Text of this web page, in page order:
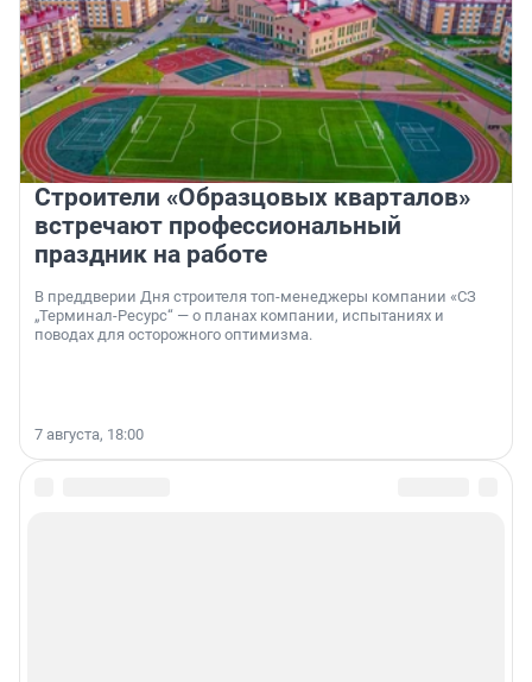
Строители «Образцовых кварталов»
встречают профессиональный
праздник на работе
В преддверии Дня строителя топ-менеджеры компании «СЗ
„Терминал-Ресурс“ — о планах компании, испытаниях и
поводах для осторожного оптимизма.
7 августа, 18:00